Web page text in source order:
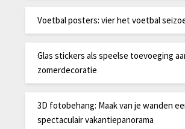
Voetbal posters: vier het voetbal
Glas stickers als speelse toevoeging
zomerdecoratie
3D fotobehang: Maak van je wanden
spectaculair vakantiepanorama